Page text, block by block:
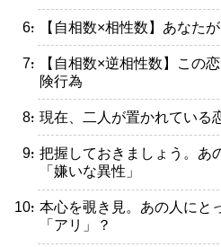
・【自相数×相性数】あなた
・【自相数×逆相性数】この
険行為
・現在、二人が置かれている
・把握しておきましょう。あ
「嫌いな異性」
・本心を覗き見。あの人にと
「アリ」？